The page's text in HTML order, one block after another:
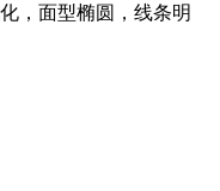
，面型椭圆，线条明